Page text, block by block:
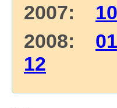
2007: 10
2008: 01
12